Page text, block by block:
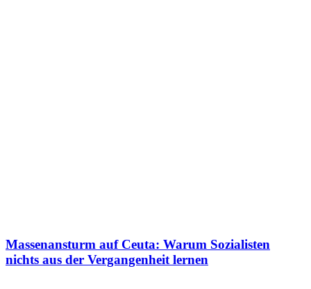
Massenansturm auf Ceuta: Warum Sozialisten
nichts aus der Vergangenheit lernen